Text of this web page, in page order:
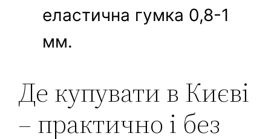
еластична гумка 0,8-1
мм.
Де купувати в Києві
– практично і без